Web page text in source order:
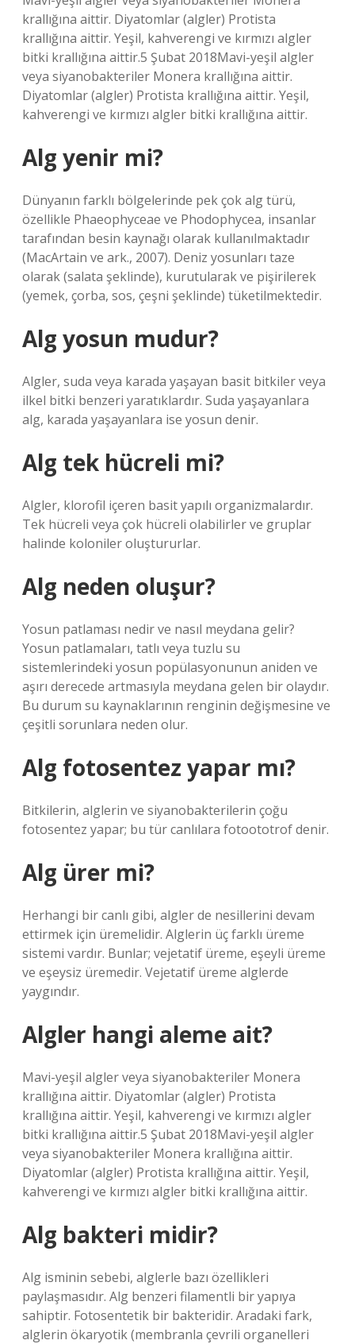
krallığına aittir. Diyatomlar (algler) Protista
krallığına aittir. Yeşil, kahverengi ve kırmızı algler
bitki krallığına aittir.5 Şubat 2018Mavi-yeşil algler
veya siyanobakteriler Monera krallığına aittir.
Diyatomlar (algler) Protista krallığına aittir. Yeşil,
kahverengi ve kırmızı algler bitki krallığına aittir.
Alg yenir mi?
Dünyanın farklı bölgelerinde pek çok alg türü,
özellikle Phaeophyceae ve Phodophycea, insanlar
tarafından besin kaynağı olarak kullanılmaktadır
(MacArtain ve ark., 2007). Deniz yosunları taze
olarak (salata şeklinde), kurutularak ve pişirilerek
(yemek, çorba, sos, çeşni şeklinde) tüketilmektedir.
Alg yosun mudur?
Algler, suda veya karada yaşayan basit bitkiler veya
ilkel bitki benzeri yaratıklardır. Suda yaşayanlara
alg, karada yaşayanlara ise yosun denir.
Alg tek hücreli mi?
Algler, klorofil içeren basit yapılı organizmalardır.
Tek hücreli veya çok hücreli olabilirler ve gruplar
halinde koloniler oluştururlar.
Alg neden oluşur?
Yosun patlaması nedir ve nasıl meydana gelir?
Yosun patlamaları, tatlı veya tuzlu su
sistemlerindeki yosun popülasyonunun aniden ve
aşırı derecede artmasıyla meydana gelen bir olaydır.
Bu durum su kaynaklarının renginin değişmesine ve
çeşitli sorunlara neden olur.
Alg fotosentez yapar mı?
Bitkilerin, alglerin ve siyanobakterilerin çoğu
fotosentez yapar; bu tür canlılara fotoototrof denir.
Alg ürer mi?
Herhangi bir canlı gibi, algler de nesillerini devam
ettirmek için üremelidir. Alglerin üç farklı üreme
sistemi vardır. Bunlar; vejetatif üreme, eşeyli üreme
ve eşeysiz üremedir. Vejetatif üreme alglerde
yaygındır.
Algler hangi aleme ait?
Mavi-yeşil algler veya siyanobakteriler Monera
krallığına aittir. Diyatomlar (algler) Protista
krallığına aittir. Yeşil, kahverengi ve kırmızı algler
bitki krallığına aittir.5 Şubat 2018Mavi-yeşil algler
veya siyanobakteriler Monera krallığına aittir.
Diyatomlar (algler) Protista krallığına aittir. Yeşil,
kahverengi ve kırmızı algler bitki krallığına aittir.
Alg bakteri midir?
Alg isminin sebebi, alglerle bazı özellikleri
paylaşmasıdır. Alg benzeri filamentli bir yapıya
sahiptir. Fotosentetik bir bakteridir. Aradaki fark,
alglerin ökaryotik (membranla çevrili organelleri